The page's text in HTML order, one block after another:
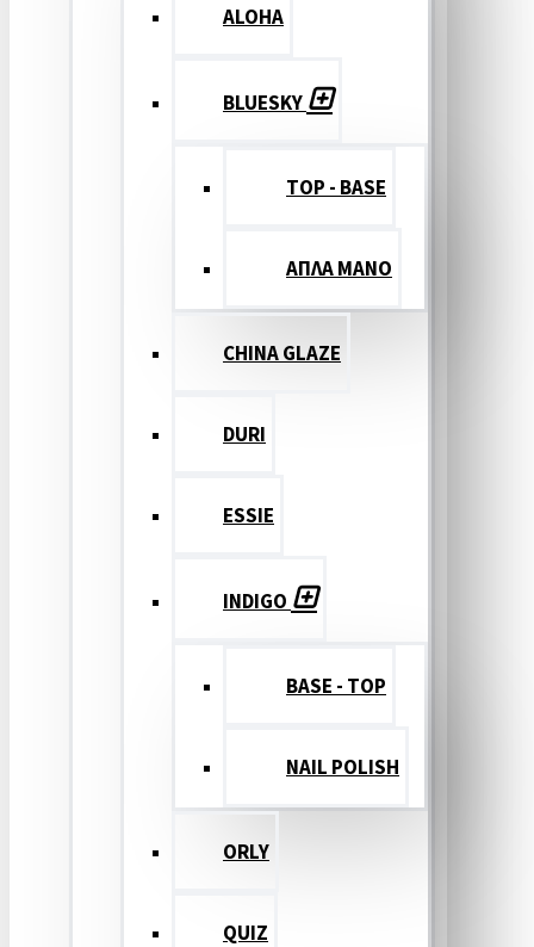
ALOHA
BLUESKY
TOP - BASE
ΑΠΛΑ ΜΑΝΟ
CHINA GLAZE
DURI
ESSIE
INDIGO
BASE - TOP
NAIL POLISH
ORLY
QUIZ